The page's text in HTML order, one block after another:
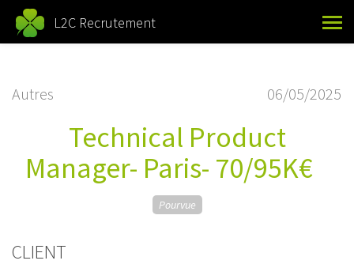
L2C Recrutement
Autres 06/05/2025
Technical Product
Manager- Paris- 70/95K€
Pourvue
CLIENT